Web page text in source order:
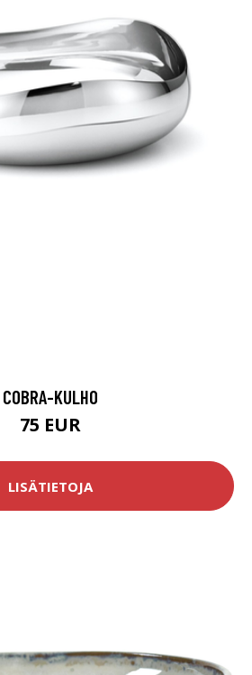
COBRA-KULHO
75 EUR
LISÄTIETOJA